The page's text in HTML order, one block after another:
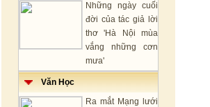
Những ngày cuối
đời của tác giả lời
thơ 'Hà Nội mùa
vắng những cơn
mưa'
Văn Học
Ra mắt Mạng lưới